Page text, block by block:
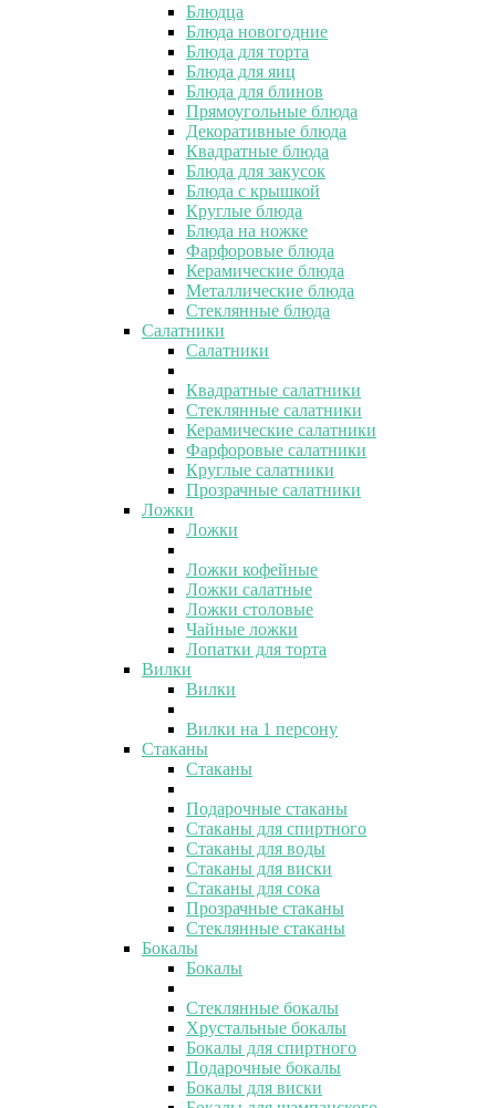
Блюдца
Блюда новогодние
Блюда для торта
Блюда для яиц
Блюда для блинов
Прямоугольные блюда
Декоративные блюда
Квадратные блюда
Блюда для закусок
Блюда с крышкой
Круглые блюда
Блюда на ножке
Фарфоровые блюда
Керамические блюда
Металлические блюда
Стеклянные блюда
Салатники
Салатники
Квадратные салатники
Стеклянные салатники
Керамические салатники
Фарфоровые салатники
Круглые салатники
Прозрачные салатники
Ложки
Ложки
Ложки кофейные
Ложки салатные
Ложки столовые
Чайные ложки
Лопатки для торта
Вилки
Вилки
Вилки на 1 персону
Стаканы
Стаканы
Подарочные стаканы
Стаканы для спиртного
Стаканы для воды
Стаканы для виски
Стаканы для сока
Прозрачные стаканы
Стеклянные стаканы
Бокалы
Бокалы
Стеклянные бокалы
Хрустальные бокалы
Бокалы для спиртного
Подарочные бокалы
Бокалы для виски